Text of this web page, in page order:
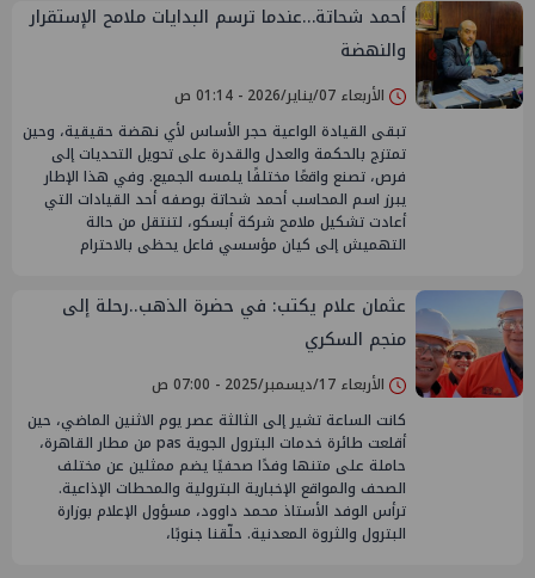
أحمد شحاتة…عندما ترسم البدايات ملامح الإستقرار
والنهضة
الأربعاء 07/يناير/2026 - 01:14 ص
تبقى القيادة الواعية حجر الأساس لأي نهضة حقيقية، وحين
تمتزج بالحكمة والعدل والقدرة على تحويل التحديات إلى
فرص، تصنع واقعًا مختلفًا يلمسه الجميع. وفي هذا الإطار
يبرز اسم المحاسب أحمد شحاتة بوصفه أحد القيادات التي
أعادت تشكيل ملامح شركة أبسكو، لتنتقل من حالة
التهميش إلى كيان مؤسسي فاعل يحظى بالاحترام
عثمان علام يكتب: في حضرة الذهب..رحلة إلى
منجم السكري
الأربعاء 17/ديسمبر/2025 - 07:00 ص
كانت الساعة تشير إلى الثالثة عصر يوم الاثنين الماضي، حين
أقلعت طائرة خدمات البترول الجوية pas من مطار القاهرة،
حاملة على متنها وفدًا صحفيًا يضم ممثلين عن مختلف
الصحف والمواقع الإخبارية البترولية والمحطات الإذاعية.
ترأس الوفد الأستاذ محمد داوود، مسؤول الإعلام بوزارة
البترول والثروة المعدنية. حلّقنا جنوبًا،